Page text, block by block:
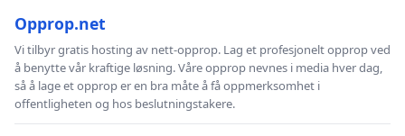
Opprop.net
Vi tilbyr gratis hosting av nett-opprop. Lag et profesjonelt opprop ved
å benytte vår kraftige løsning. Våre opprop nevnes i media hver dag,
så å lage et opprop er en bra måte å få oppmerksomhet i
offentligheten og hos beslutningstakere.